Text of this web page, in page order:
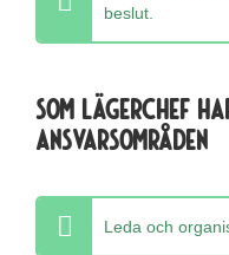
beslut.
Som lägerchef
ansvarsområden
Leda och